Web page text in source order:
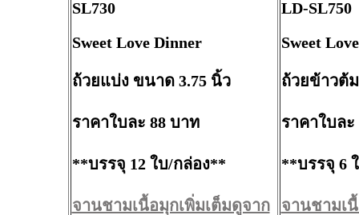
SL730
Sweet Love Dinner
ถ้วยแบ่ง ขนาด 3.75 นิ้ว
ราคาใบละ 88 บาท
**บรรจุ 12 ใบ/กล่อง**
จานชามเนื้อมุกเพิ่มเต็มดูจาก
LD-SL750
Sweet
ถ้วยข้าวต้
ราคาใบละ
**บรรจุ 6
จานชามเ